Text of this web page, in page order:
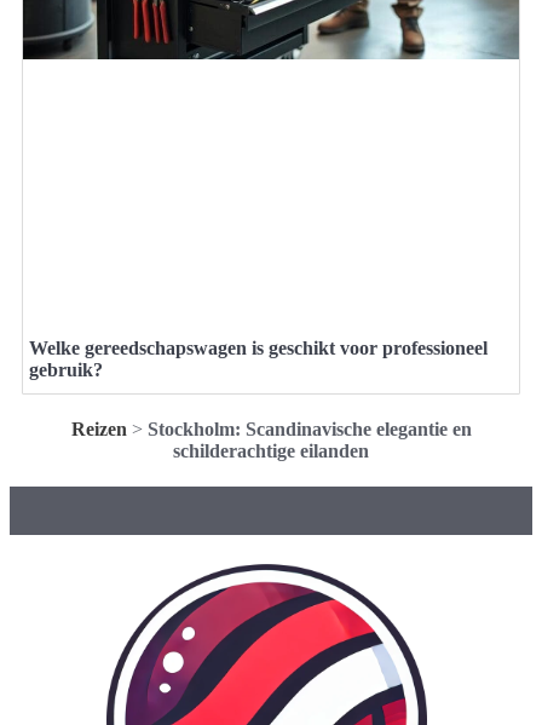
Welke gereedschapswagen is geschikt voor professioneel
gebruik?
Reizen > Stockholm: Scandinavische elegantie en
schilderachtige eilanden